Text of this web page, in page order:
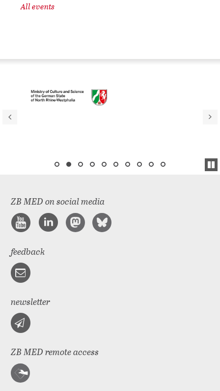
All events
ZB MED on social media
feedback
newsletter
ZB MED remote access